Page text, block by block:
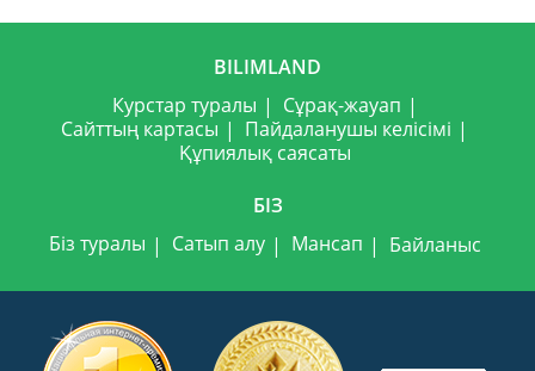
BILIMLAND
Курстар туралы
Сұрақ-жауап
Сайттың картасы
Пайдаланушы келісімі
Құпиялық саясаты
БІЗ
Біз туралы
Сатып алу Мансап Байланыс